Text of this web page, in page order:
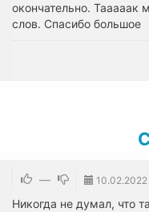
окончательно.
слов. Спасибо большое
— 10.02.2022
Никогда не думал, что